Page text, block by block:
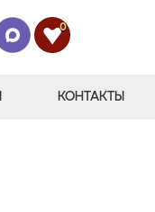
0
КОНТАКТЫ